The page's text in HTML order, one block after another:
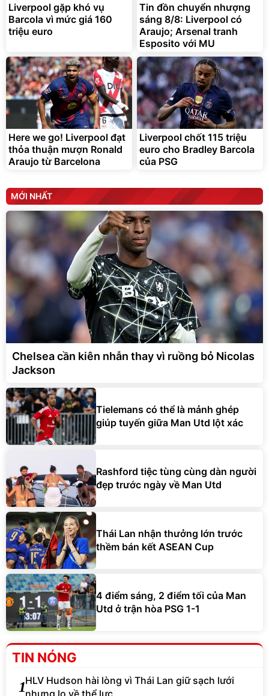
Liverpool gặp khó vụ
Barcola vì mức giá 160
triệu euro
Tin đồn chuyển nhượng
sáng 8/8: Liverpool có
Araujo; Arsenal tranh
Esposito với MU
Here we go! Liverpool đạt
thỏa thuận mượn Ronald
Araujo từ Barcelona
Liverpool chốt 115 triệu
euro cho Bradley Barcola
của PSG
MỚI NHẤT
Chelsea cần kiên nhẫn thay vì ruồng bỏ Nicolas
Jackson
Tielemans có thể là mảnh ghép
giúp tuyến giữa Man Utd lột xác
Rashford tiệc tùng cùng dàn người
đẹp trước ngày về Man Utd
Thái Lan nhận thưởng lớn trước
thềm bán kết ASEAN Cup
4 điểm sáng, 2 điểm tối của Man
Utd ở trận hòa PSG 1-1
TIN NÓNG
1HLV Hudson hài lòng vì Thái Lan giữ sạch lưới
nhưng lo về thể lực